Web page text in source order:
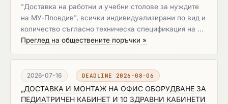
"Доставка на работни и учебни столове за нуждите
на МУ-Пловдив", всички индивидуализирани по вид и
количество съгласно техническа спецификация на …
Преглед на обществените поръчки »
2026-07-16 DEADLINE 2026-08-06
„ДОСТАВКА И МОНТАЖ НА ОФИС ОБОРУДВАНЕ ЗА
ПЕДИАТРИЧЕН КАБИНЕТ И 10 ЗДРАВНИ КАБИНЕТИ